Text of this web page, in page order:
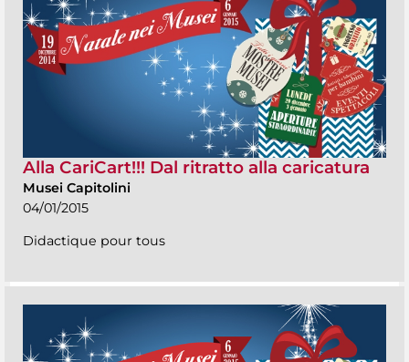
Alla CariCart!!! Dal ritratto alla caricatura
Musei Capitolini
04/01/2015
Didactique pour tous